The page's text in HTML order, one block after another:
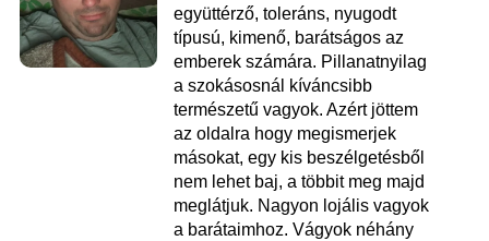
együttérző, toleráns, nyugodt
típusú, kimenő, barátságos az
emberek számára. Pillanatnyilag
a szokásosnál kíváncsibb
természetű vagyok. Azért jöttem
az oldalra hogy megismerjek
másokat, egy kis beszélgetésből
nem lehet baj, a többit meg majd
meglátjuk. Nagyon lojális vagyok
a barátaimhoz. Vágyok néhány